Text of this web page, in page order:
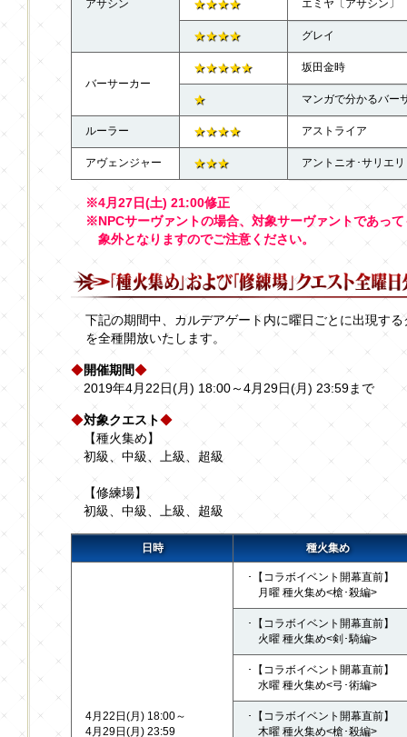
アサシン ★★★★ エミヤ〔アサシン〕
★★★★ グレイ
バーサーカー
★★★★★ 坂田金時
★ マンガで分かるバー
ルーラー ★★★★ アストライア
アヴェンジャー ★★★ アントニオ･サリエリ
※4月27日(土) 21:00修正
※NPCサーヴァントの場合、対象サーヴァントであっ
象外となりますのでご注意ください。
下記の期間中、カルデアゲート内に曜日ごとに出現す
を全種開放いたします。
◆開催期間◆
2019年4月22日(月) 18:00～4月29日(月) 23:59まで
◆対象クエスト◆
【種火集め】
初級、中級、上級、超級
【修練場】
初級、中級、上級、超級
日時 種火集め
4月22日(月) 18:00～
4月29日(月) 23:59
･【コラボイベント開幕直前】
月曜 種火集め<槍･殺編>
･【コラボイベント開幕直前】
火曜 種火集め<剣･騎編>
･【コラボイベント開幕直前】
水曜 種火集め<弓･術編>
･【コラボイベント開幕直前】
木曜 種火集め<槍･殺編>